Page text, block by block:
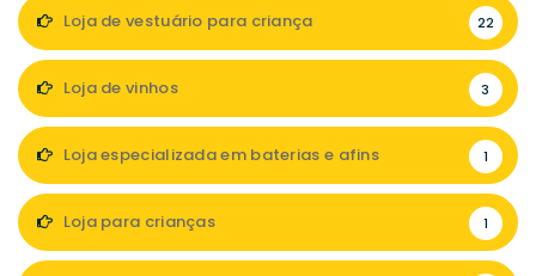
Loja de vestuário para criança 22
Loja de vinhos 3
Loja especializada em baterias e afins 1
Loja para crianças 1